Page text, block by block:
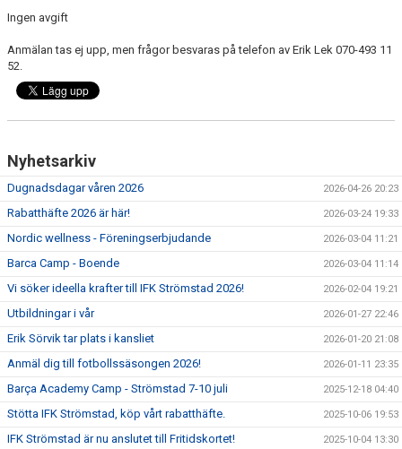
Ingen avgift
Anmälan tas ej upp, men frågor besvaras på telefon av Erik Lek 070-493 11
52.
Nyhetsarkiv
Dugnadsdagar våren 2026 2026-04-26 20:23
Rabatthäfte 2026 är här! 2026-03-24 19:33
Nordic wellness - Föreningserbjudande 2026-03-04 11:21
Barca Camp - Boende 2026-03-04 11:14
Vi söker ideella krafter till IFK Strömstad 2026! 2026-02-04 19:21
Utbildningar i vår 2026-01-27 22:46
Erik Sörvik tar plats i kansliet 2026-01-20 21:08
Anmäl dig till fotbollssäsongen 2026! 2026-01-11 23:35
Barça Academy Camp - Strömstad 7-10 juli 2025-12-18 04:40
Stötta IFK Strömstad, köp vårt rabatthäfte. 2025-10-06 19:53
IFK Strömstad är nu anslutet till Fritidskortet! 2025-10-04 13:30